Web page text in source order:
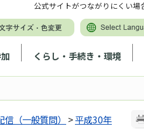
くらし・手続き・環境
公式サイトがつながりにくい
信（一般質問） >平成30年